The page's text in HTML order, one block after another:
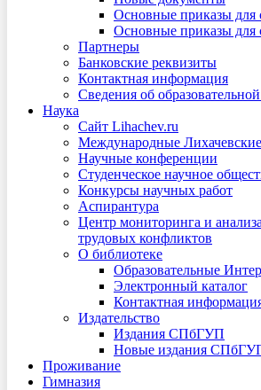
Основные приказы для
Основные приказы для
Партнеры
Банковские реквизиты
Контактная информация
Сведения об
Наука
Сайт Lihachev.ru
Международные
Научные конференции
Студенческое научное
Конкурсы научных работ
Аспирантура
Центр мониторинга и
трудовых конфликтов
О библиотеке
Образовательные
Электронный каталог
Контактная
Издательство
Издания СПбГУП
Новые издания
Проживание
Гимназия